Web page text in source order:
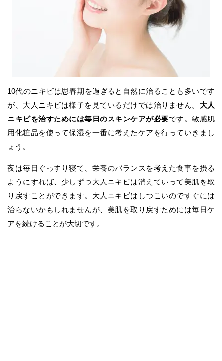
10代のニキビは思春期を過ぎると自然に治ることも多いです
が、大人ニキビは様子を見ているだけでは治りません。 大人
ニキビを治すためには毎日のスキンケアが必要です。敏感肌
用化粧品を使って保湿を一番に考えたケアを行っていきまし
ょう。
夜は毎日ぐっすり寝て、栄養のバランスを考えた食事を摂る
ようにすれば、少しずつ大人ニキビは消えていって美肌を取
り戻すことができます。大人ニキビはしつこいのですぐには
治らないかもしれませんが、美肌を取り戻すためには毎日ケ
アを続けることが大切です。